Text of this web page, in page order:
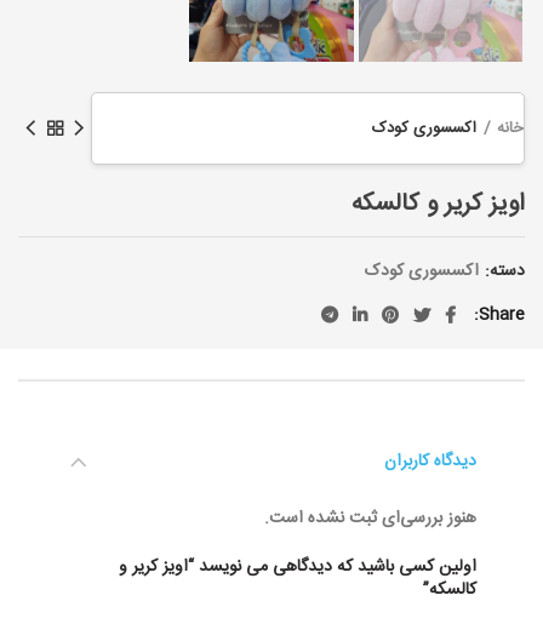
خانه اکسسوری کودک
اویز کریر و کالسکه
دسته: اکسسوری کودک
Share
دیدگاه کاربران
هنوز بررسی‌ای ثبت نشده است.
اولین کسی باشید که دیدگاهی می نویسد “اویز کریر و
کالسکه”